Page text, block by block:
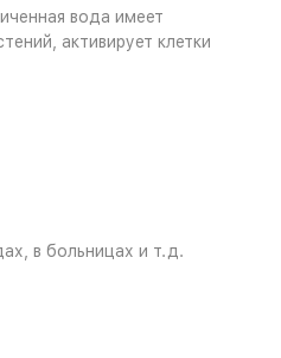
вода имеет
активирует клетки
в больницах и т.д.